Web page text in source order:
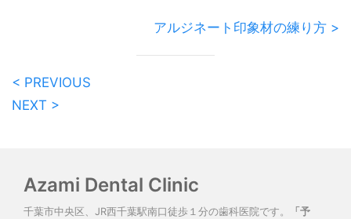
アルジネート印象材の練り方 >
< PREVIOUS
NEXT >
Azami Dental Clinic
千葉市中央区、JR西千葉駅南口徒歩１分の歯科医院です。
「予